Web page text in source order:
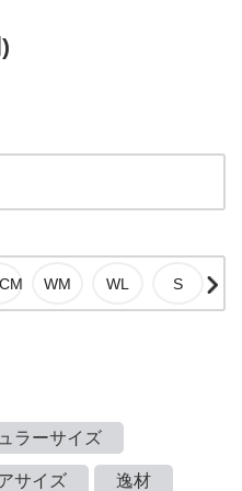
ラーサイズ
サイズ 逸材